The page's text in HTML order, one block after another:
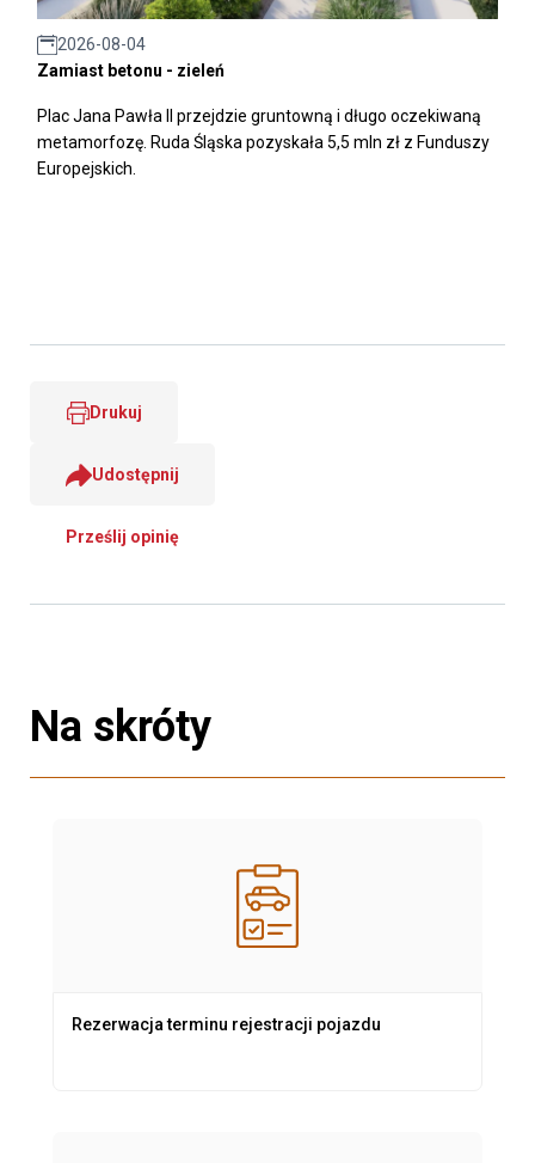
2026-08-04
Zamiast betonu - zieleń
Plac Jana Pawła II przejdzie gruntowną i długo oczekiwaną
metamorfozę. Ruda Śląska pozyskała 5,5 mln zł z Funduszy
Europejskich.
Drukuj
Udostępnij
Prześlij opinię
Na skróty
Rezerwacja terminu rejestracji pojazdu